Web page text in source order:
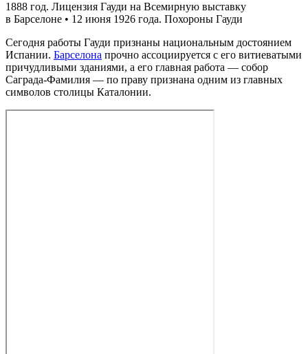
1888 год. Лицензия Гауди на Всемирную выставку
в Барселоне • 12 июня 1926 года. Похороны Гауди
Сегодня работы Гауди признаны национальным достоянием
Испании. Барселона прочно ассоциируется с его витиеватыми
причудливыми зданиями, а его главная работа — собор
Саграда‑Фамилия — по праву признана одним из главных
символов столицы Каталонии.